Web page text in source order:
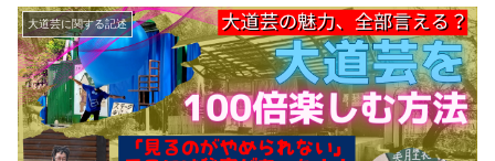
大道芸に関する記述